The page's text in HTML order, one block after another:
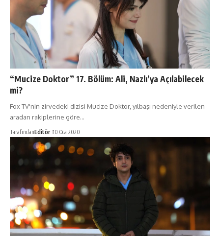
“Mucize Doktor” 17. Bölüm: Ali, Nazlı’ya Açılabilecek
mi?
Fox TV'nin zirvedeki dizisi Mucize Doktor, yılbaşı nedeniyle verilen
aradan rakiplerine göre…
TarafındanEditör 10 Oca 2020